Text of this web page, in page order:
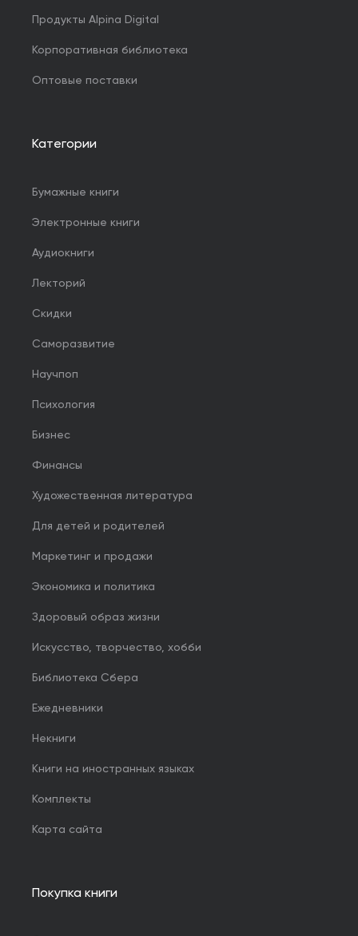
Продукты Alpina Digital
Корпоративная библиотека
Оптовые поставки
Категории
Бумажные книги
Электронные книги
Аудиокниги
Лекторий
Скидки
Саморазвитие
Научпоп
Психология
Бизнес
Финансы
Художественная литература
Для детей и родителей
Маркетинг и продажи
Экономика и политика
Здоровый образ жизни
Искусство, творчество, хобби
Библиотека Сбера
Ежедневники
Некниги
Книги на иностранных языках
Комплекты
Карта сайта
Покупка книги